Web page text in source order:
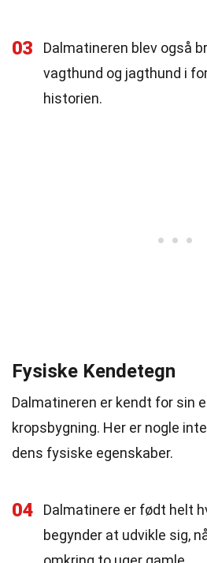
03
Dalmatineren blev også
vagthund og jagthund i
historien.
Fysiske Kendetegn
Dalmatineren er kendt for sin
kropsbygning. Her er nogle
dens fysiske egenskaber.
04
Dalmatinere er født helt
begynder at udvikle sig,